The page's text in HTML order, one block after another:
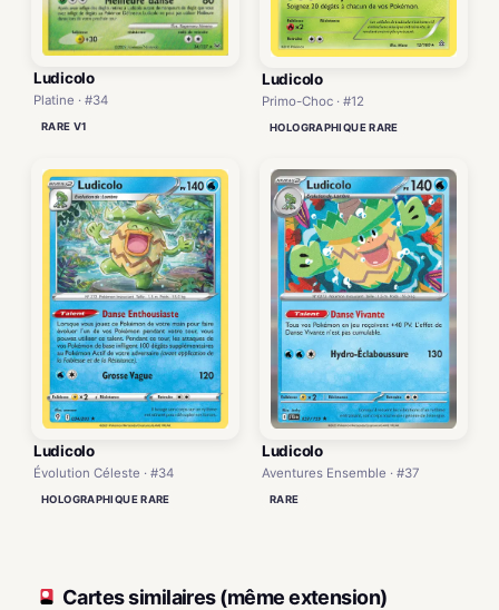
Ludicolo
Platine · #34
RARE V1
Ludicolo
Primo-Choc · #12
HOLOGRAPHIQUE RARE
Ludicolo
Évolution Céleste · #34
HOLOGRAPHIQUE RARE
Ludicolo
Aventures Ensemble · #37
RARE
Cartes similaires (même extension)